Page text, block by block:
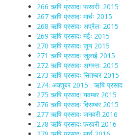
266 ऋषि प्रसादः फरवरीः 2015
267 ऋषि प्रसादः मार्चः 2015
268 ऋषि प्रसादः अप्रैलः 2015
269 ऋषि प्रसादः मईः 2015
270 ऋषि प्रसादः जून 2015
271 ऋषि प्रसादः जुलाई 2015
272 ऋषि प्रसादः अगस्तः 2015
273 ऋषि प्रसादः सितम्बर 2015
274: अक्तूबर 2015 : ऋषि प्रसाद
275 ऋषि प्रसादः नवम्बर 2015
276 ऋषि प्रसादः दिसम्बर 2015
277 ऋषि प्रसादः जनवरी 2016
278 ऋषि प्रसादः फरवरी 2016